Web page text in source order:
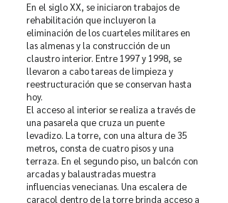
En el siglo XX, se iniciaron trabajos de
rehabilitación que incluyeron la
eliminación de los cuarteles militares en
las almenas y la construcción de un
claustro interior. Entre 1997 y 1998, se
llevaron a cabo tareas de limpieza y
reestructuración que se conservan hasta
hoy.
El acceso al interior se realiza a través de
una pasarela que cruza un puente
levadizo. La torre, con una altura de 35
metros, consta de cuatro pisos y una
terraza. En el segundo piso, un balcón con
arcadas y balaustradas muestra
influencias venecianas. Una escalera de
caracol dentro de la torre brinda acceso a